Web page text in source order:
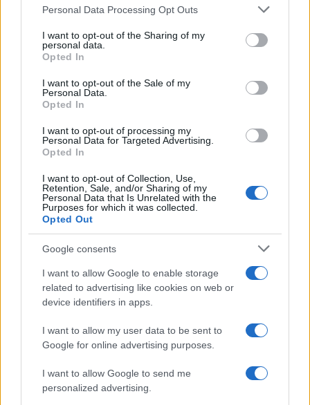
Please note that this website/app uses one or more Google
not limited to your visit or usage behaviour. You may click to
grant or deny consent to Google and its third-party tags to
use your data for below specified purposes in below Google
consent section.
Personal Data Processing Opt Outs
I want to opt-out of the Sharing of my
personal data.
Opted In
I want to opt-out of the Sale of my
Personal Data.
Opted In
I want to opt-out of processing my
Personal Data for Targeted Advertising.
Opted In
I want to opt-out of Collection, Use,
Retention, Sale, and/or Sharing of my
Personal Data that Is Unrelated with the
Purposes for which it was collected.
Opted Out
Google consents
I want to allow Google to enable storage
related to advertising like cookies on web or
device identifiers in apps.
I want to allow my user data to be sent to
Google for online advertising purposes.
I want to allow Google to send me
personalized advertising.
CIENCIA Y TECNOLOGÍA
Cómo elegir una carrera STEAM: perfiles
emergentes y competencias clave
Descubre cómo elegir la mejor opción en STEAM:…